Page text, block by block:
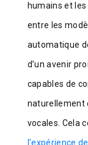
humains et
entre les
automatique
d’un avenir
capables de
naturellement
vocales. Cela
l’expérience